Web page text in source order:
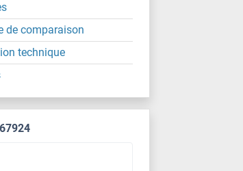
de comparaison
technique